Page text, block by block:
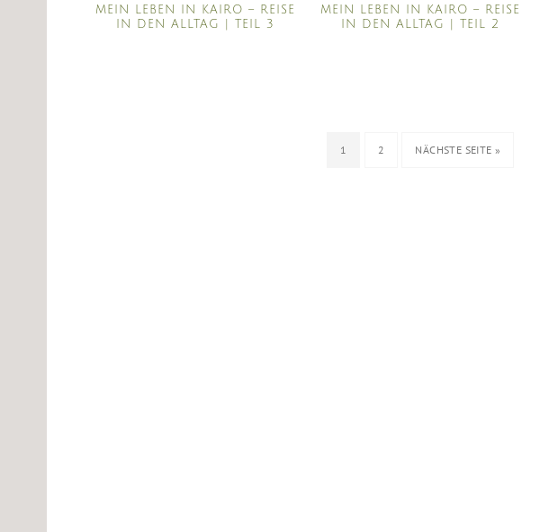
MEIN LEBEN IN KAIRO – REISE
IN DEN ALLTAG | TEIL 3
MEIN LEBEN IN KAIRO – REISE
IN DEN ALLTAG | TEIL 2
1 2 NÄCHSTE SEITE »